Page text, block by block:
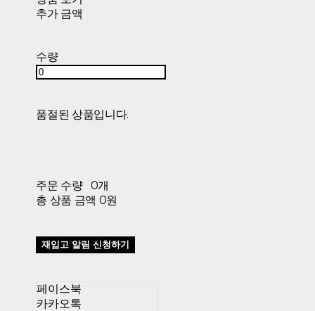
추가 금액
수량
품절된 상품입니다.
주문 수량
0개
총 상품 금액 0원
재입고 알림 신청하기
페이스북
카카오톡